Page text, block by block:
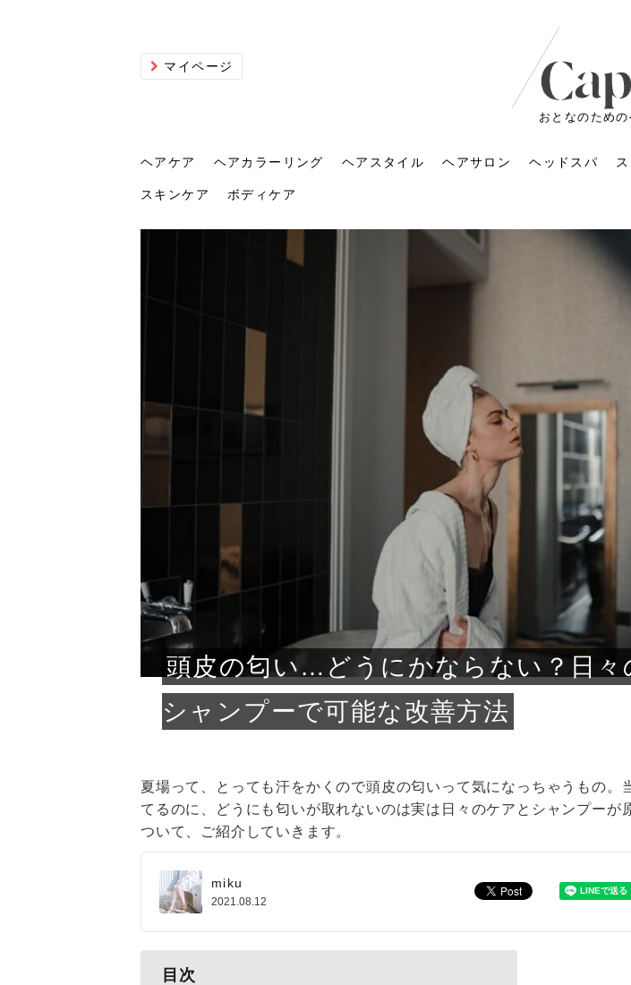
マイページ
おとなのため
ヘアケア
トリートメントの付け方で
仕上がりが変わる｜効かな
トリートメントの付け方で仕上がりは
大きく変わります。今回は、毛先中心
かな
直し...
新生活
も短く
かえで
ヘアカラーリング
髪のくすみが気になる人
へ！2026春トレンドの明る
2026春のトレンドカラーは明るめのく
すみカラーです。ただし、髪がすでに
自然
「き
職場で
たいけ
さくら
ヘアスタイル
2026年のショートウルフ最
新トレンドとは？ナチュラ
2026年のショートウルフは、ナチュラ
ルでエアリーな仕上がりが今っぽい正
年の
の...
2026
のトレ
かえで
ヘアサロン
美容室に行くのが恥ずかし
い？髪質の変化に気づいた
しばらく美容室に行けていないし、そ
ろそろ髪型を変えて気分転換したいと
た後
敗し
美容室
うニュ
かえで
ヘッドスパ
ヘッドスパの落とし穴！知
らないと損する真実
ヘッドスパは、頭皮の汚れを落として
血行を促進し、リラックス効果や美髪
トア
タン
毎日の
る！頭
chicca
髪を育てるには？毎日の洗
い方と生活習慣を見直す基
髪をきれいに育てるには高価なアイテ
ムを増やす前に、洗い方や乾かし方、
ちり
やり
目元の
ではな
メガネ
発酵エキスシャンプーって
何がいいの？無印良品など
スキンケアで人気の発酵成分が、シャ
ンプーにも広がっています。無印良品
夫！
える
ヘアア
怖いと
さくら
ミニマリストのメイク術｜
少ないアイテムで「自分ら
「たくさんのコスメを持っているの
に、実際に使っているのはいつも同じ
い？
較・...
メイク
の時間
あかり
針で小顔を目指す！美容鍼
の効果と後悔しない選び方
のポイント
フェイスラインをすっきりさせたいと
いうお悩みを抱えている方はいないで
ッサ
と、
サロン
ンパマ
あかり
化粧ノリが変わる「顔脱
毛」。4つのメリットと、始
顔の産毛をカミソリで剃って、毛抜き
で抜くなど、日々の自己処理を手間に
G？
なエ...
「ムダ
んでい
あおい
2026年運気アップネイルガ
イドを公開！幸運を呼ぶ色
最近、なんとなく運気が停滞している
気がすると悩んでいないでしょうか？
てる
るの
SNSや
ザイン
さな
スキンケア
急に小じわが増えた？原因
と種類の見分け方＆自宅で
ふと鏡を見て、急に小じわが増えたと
落ち込んでいないでしょうか？じつは
ルル
良い
けれど
いか...
さな
ボディケア
人の手ならではの痩身効
果。オールハンドエステの
魅力と、...
痩身エステと一言で言っても、最新の
機器を使ったものから、昔ながらの手
その
しま
いて行
流のダ...
さな
頭皮の匂い…どうにかならない？日々
シャンプーで可能な改善方法
夏場って、とっても汗をかくので頭皮の匂いって気になっちゃうもの。
てるのに、どうにも匂いが取れないのは実は日々のケアとシャンプーが
ついて、ご紹介していきます。
miku
2021.08.12
目次